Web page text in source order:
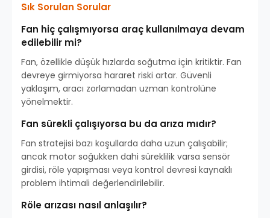
Sık Sorulan Sorular
Fan hiç çalışmıyorsa araç kullanılmaya devam
edilebilir mi?
Fan, özellikle düşük hızlarda soğutma için kritiktir. Fan
devreye girmiyorsa hararet riski artar. Güvenli
yaklaşım, aracı zorlamadan uzman kontrolüne
yönelmektir.
Fan sürekli çalışıyorsa bu da arıza mıdır?
Fan stratejisi bazı koşullarda daha uzun çalışabilir;
ancak motor soğukken dahi süreklilik varsa sensör
girdisi, röle yapışması veya kontrol devresi kaynaklı
problem ihtimali değerlendirilebilir.
Röle arızası nasıl anlaşılır?